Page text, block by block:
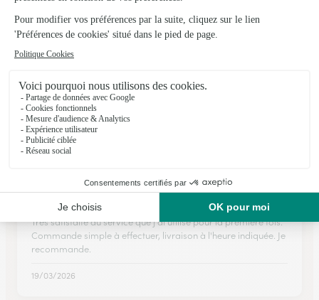
Voir la boutique
Ils ont fait livrer des fleurs ou une plante à
Saint-Seine-sur-Vingeanne
★
Satisfaction absolue
Très satisfaite du service que j'ai utilisé pour la première fois.
Commande simple à effectuer, livraison à l'heure indiquée. Je
recommande.
19/03/2026